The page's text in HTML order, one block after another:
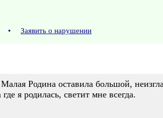
• Заявить о нарушении
Родина оставила большой,
я родилась, светит мне всегда.